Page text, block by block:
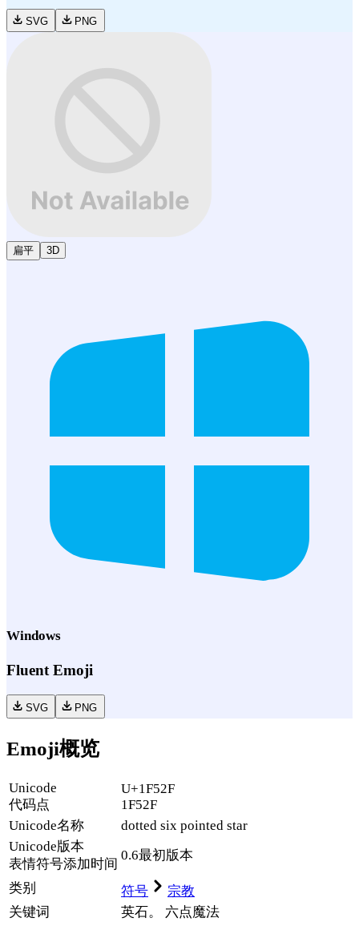
SVG PNG
扁平 3D
Windows
Fluent Emoji
SVG PNG
Emoji概览
Unicode
代码点
U+1F52F
1F52F
Unicode名称
dotted six pointed star
Unicode版本
表情符号添加时间
0.6最初版本
类别 符号
宗教
关键词
英石。 六点魔法